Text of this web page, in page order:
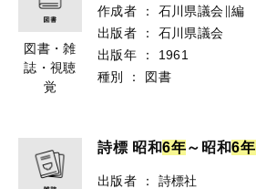
図書・雑
誌・視聴
覚
作成者 ：
石川県議会∥編
出版者
：
石川県議会
出版年
：
1961
種別
： 図書
詩標 昭和6年～昭和6年
出版者 ：
詩標社